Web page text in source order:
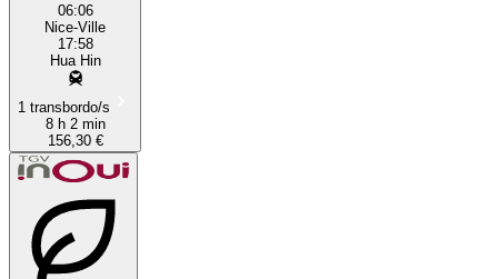
06:06
Nice-Ville
17:58
Hua Hin
1 transbordo/s
8 h 2 min
156,30 €